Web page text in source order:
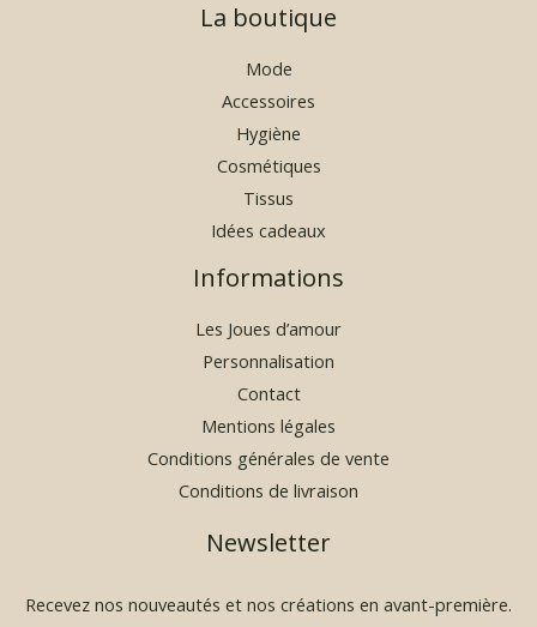
La boutique
Mode
Accessoires
Hygiène
Cosmétiques
Tissus
Idées cadeaux
Informations
Les Joues d’amour
Personnalisation
Contact
Mentions légales
Conditions générales de vente
Conditions de livraison
Newsletter
Recevez nos nouveautés et nos créations en avant-première.